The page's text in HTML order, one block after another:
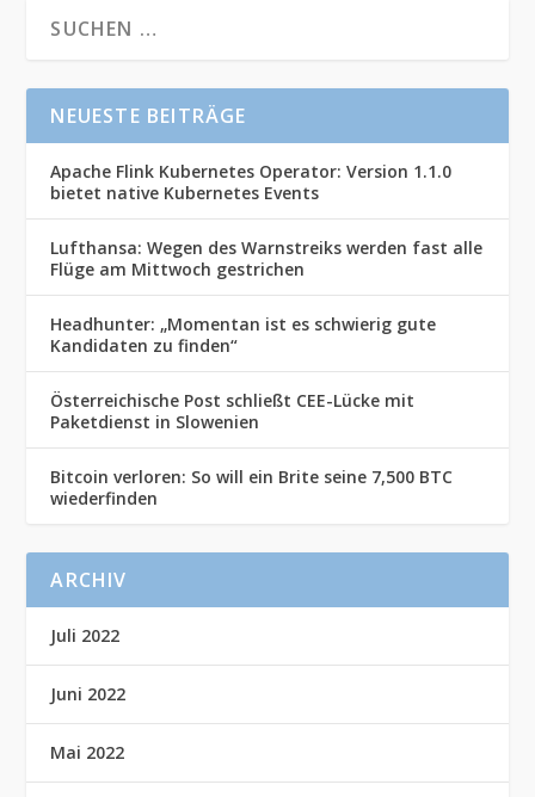
NEUESTE BEITRÄGE
Apache Flink Kubernetes Operator: Version 1.1.0
bietet native Kubernetes Events
Lufthansa: Wegen des Warnstreiks werden fast alle
Flüge am Mittwoch gestrichen
Headhunter: „Momentan ist es schwierig gute
Kandidaten zu finden“
Österreichische Post schließt CEE-Lücke mit
Paketdienst in Slowenien
Bitcoin verloren: So will ein Brite seine 7,500 BTC
wiederfinden
ARCHIV
Juli 2022
Juni 2022
Mai 2022